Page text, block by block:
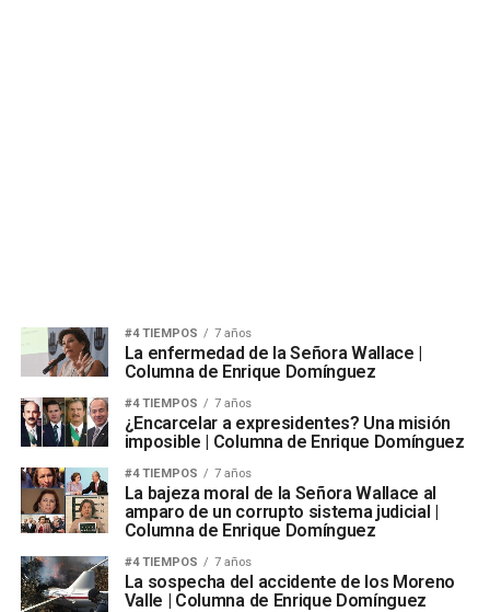
#4 TIEMPOS 7 años
La enfermedad de la Señora Wallace |
Columna de Enrique Domínguez
#4 TIEMPOS 7 años
¿Encarcelar a expresidentes? Una misión
imposible | Columna de Enrique Domínguez
#4 TIEMPOS 7 años
La bajeza moral de la Señora Wallace al
amparo de un corrupto sistema judicial |
Columna de Enrique Domínguez
#4 TIEMPOS 7 años
La sospecha del accidente de los Moreno
Valle | Columna de Enrique Domínguez